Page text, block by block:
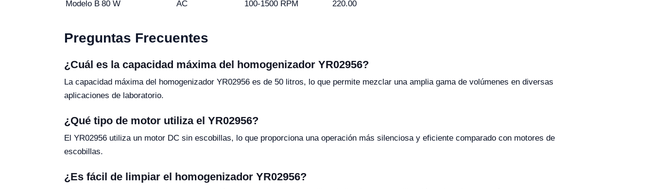
Modelo B 80 W AC 100-1500 RPM 220.00
Preguntas Frecuentes
¿Cuál es la capacidad máxima del homogenizador YR02956?
La capacidad máxima del homogenizador YR02956 es de 50 litros, lo que permite mezclar una amplia gama de volúmenes en diversas
aplicaciones de laboratorio.
¿Qué tipo de motor utiliza el YR02956?
El YR02956 utiliza un motor DC sin escobillas, lo que proporciona una operación más silenciosa y eficiente comparado con motores de
escobillas.
¿Es fácil de limpiar el homogenizador YR02956?